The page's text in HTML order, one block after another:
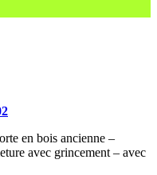
en bois ancienne –
avec grincement – avec